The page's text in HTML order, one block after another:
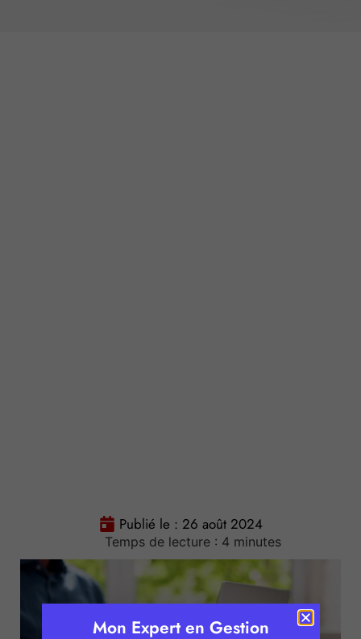
Publié le : 26 août 2024
Temps de lecture : 4 minutes
Mon Expert en Gestion